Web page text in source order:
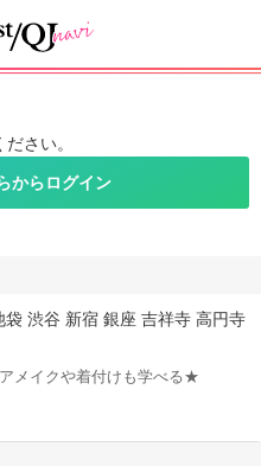
さい。
からログイン
渋谷 新宿 銀座 吉祥寺 高円寺
メイクや着付けも学べる★